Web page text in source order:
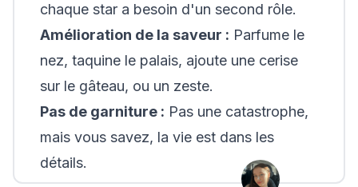
chaque star a besoin d'un second rôle.
Amélioration de la saveur : Parfume le
nez, taquine le palais, ajoute une cerise
sur le gâteau, ou un zeste.
Pas de garniture : Pas une catastrophe,
mais vous savez, la vie est dans les
détails.